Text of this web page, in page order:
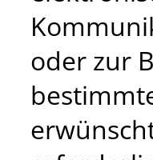
oder zur